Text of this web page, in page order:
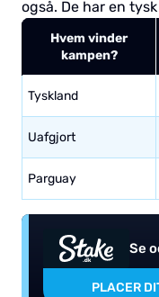
også. De har en
Hvem vinder
kampen?
Tyskland
Uafgjort
Parguay
Se
PLACER